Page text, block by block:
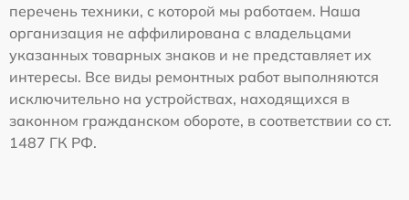
перечень техники, с которой мы работаем. Наша
организация не аффилирована с владельцами
указанных товарных знаков и не представляет их
интересы. Все виды ремонтных работ выполняются
исключительно на устройствах, находящихся в
законном гражданском обороте, в соответствии со ст.
1487 ГК РФ.